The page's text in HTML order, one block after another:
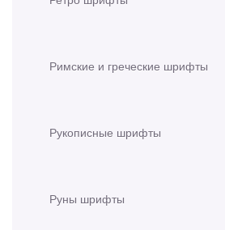
Римские и греческие шрифты
Рукописные шрифты
Руны шрифты